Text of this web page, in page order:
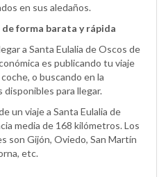
en sus aledaños.
de forma barata y rápida
a Santa Eulalia de Oscos de
es publicando tu viaje
o buscando en la
para llegar.
un viaje a Santa Eulalia de
media de 168 kilómetros. Los
son Gijón, Oviedo, San Martín
etc.